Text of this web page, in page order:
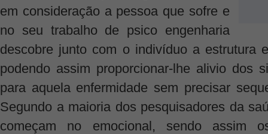
em consideração a pessoa que sofre e
no seu trabalho de psico engenharia
descobre junto com o indivíduo a estrutura
podendo assim proporcionar-lhe alivio dos
para aquela enfermidade sem precisar
Segundo a maioria dos pesquisadores da
começam no emocional, sendo assim